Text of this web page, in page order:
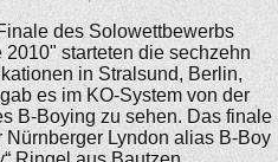
des Solowettbewerbs
starteten die sechzehn
in Stralsund, Berlin,
es im KO-System von der
B-Boying zu sehen. Das finale
Lyndon alias B-Boy